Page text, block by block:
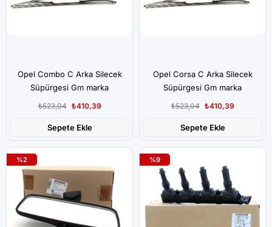
Opel Combo C Arka Silecek
Süpürgesi Gm marka
₺410,39
₺523,04
Sepete Ekle
Opel Corsa C Arka Silecek
Süpürgesi Gm marka
₺410,39
₺523,04
Sepete Ekle
%2 %9